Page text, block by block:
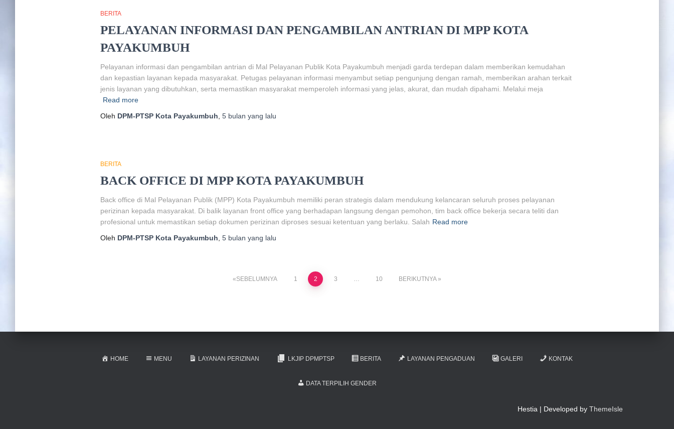
BERITA
PELAYANAN INFORMASI DAN PENGAMBILAN ANTRIAN DI MPP KOTA
PAYAKUMBUH
Pelayanan informasi dan pengambilan antrian di Mal Pelayanan Publik Kota Payakumbuh menjadi garda terdepan dalam memberikan kemudahan
dan kepastian layanan kepada masyarakat. Petugas pelayanan informasi menyambut setiap pengunjung dengan ramah, memberikan arahan terkait
jenis layanan yang dibutuhkan, serta memastikan masyarakat memperoleh informasi yang jelas, akurat, dan mudah dipahami. Melalui meja
Read more
Oleh DPM-PTSP Kota Payakumbuh 5 bulan yang lalu
BERITA
BACK OFFICE DI MPP KOTA PAYAKUMBUH
Back office di Mal Pelayanan Publik (MPP) Kota Payakumbuh memiliki peran strategis dalam mendukung kelancaran seluruh proses pelayanan
perizinan kepada masyarakat. Di balik layanan front office yang berhadapan langsung dengan pemohon, tim back office bekerja secara teliti dan
profesional untuk memastikan setiap dokumen perizinan diproses sesuai ketentuan yang berlaku. Salah Read more
Oleh DPM-PTSP Kota Payakumbuh 5 bulan yang lalu
SEBELUMNYA 1 2 3 … 10 BERIKUTNYA
HOME MENU LAYANAN PERIZINAN LKJIP DPMPTSP BERITA LAYANAN PENGADUAN GALERI KONTAK
DATA TERPILIH GENDER
Hestia | Developed by ThemeIsle